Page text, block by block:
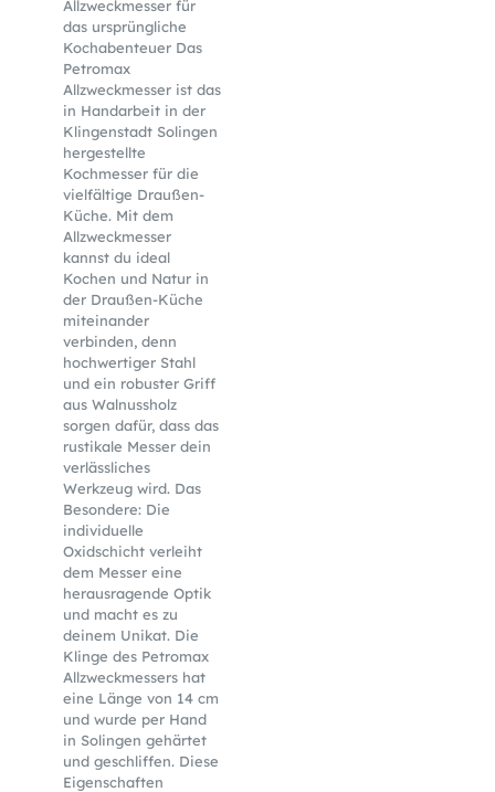
Allzweckmesser für
das ursprüngliche
Kochabenteuer Das
Petromax
Allzweckmesser ist das
in Handarbeit in der
Klingenstadt Solingen
hergestellte
Kochmesser für die
vielfältige Draußen-
Küche. Mit dem
Allzweckmesser
kannst du ideal
Kochen und Natur in
der Draußen-Küche
miteinander
verbinden, denn
hochwertiger Stahl
und ein robuster Griff
aus Walnussholz
sorgen dafür, dass das
rustikale Messer dein
verlässliches
Werkzeug wird. Das
Besondere: Die
individuelle
Oxidschicht verleiht
dem Messer eine
herausragende Optik
und macht es zu
deinem Unikat. Die
Klinge des Petromax
Allzweckmessers hat
eine Länge von 14 cm
und wurde per Hand
in Solingen gehärtet
und geschliffen. Diese
Eigenschaften